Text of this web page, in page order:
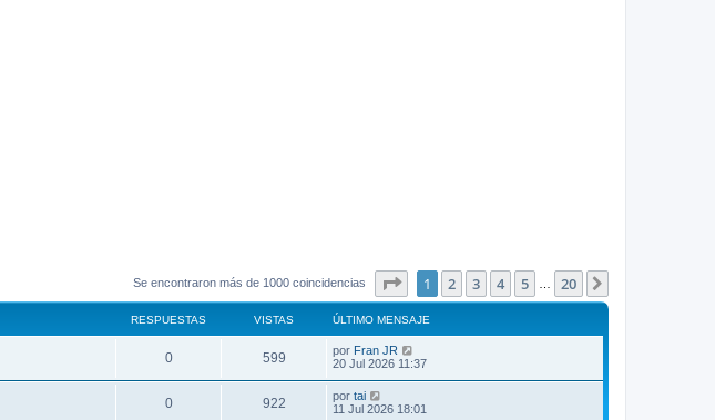
Se encontraron más de 1000 coincidencias Página1 de 20
1 2 3 4 5 20
RESPUESTAS VISTAS ÚLTIMO MENSAJE
0 599 por Fran JR
20 Jul 2026 11:37
0 922 por tai
11 Jul 2026 18:01